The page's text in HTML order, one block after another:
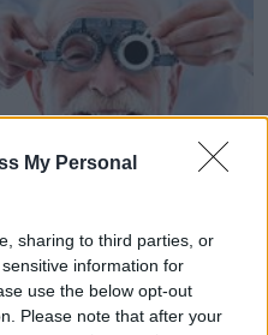
My Personal
sharing to third parties, or
information for
use the below opt-out
Please note that after your
με τη βοήθεια